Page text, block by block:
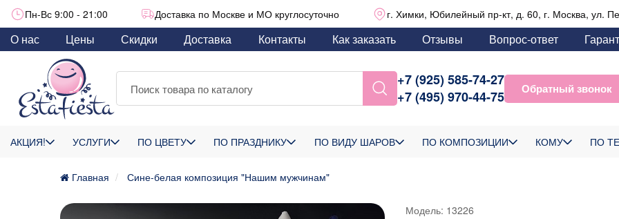
Пн-Вс 9:00 - 21:00 Доставка по Москве и МО круглосуточно г. Химки, Юбилейный пр-кт, д. 60, г. Москва, ул.
О нас Цены Скидки Доставка Контакты Как заказать Отзывы Вопрос-ответ
+7 (925) 585-74-27
+7 (495) 970-44-75
Обратный звонок
АКЦИЯ! УСЛУГИ ПО ЦВЕТУ ПО ПРАЗДНИКУ ПО ВИДУ ШАРОВ ПО КОМПОЗИЦИИ КОМУ ПО
Главная Сине-белая композиция "Нашим мужчинам"
Модель: 13226